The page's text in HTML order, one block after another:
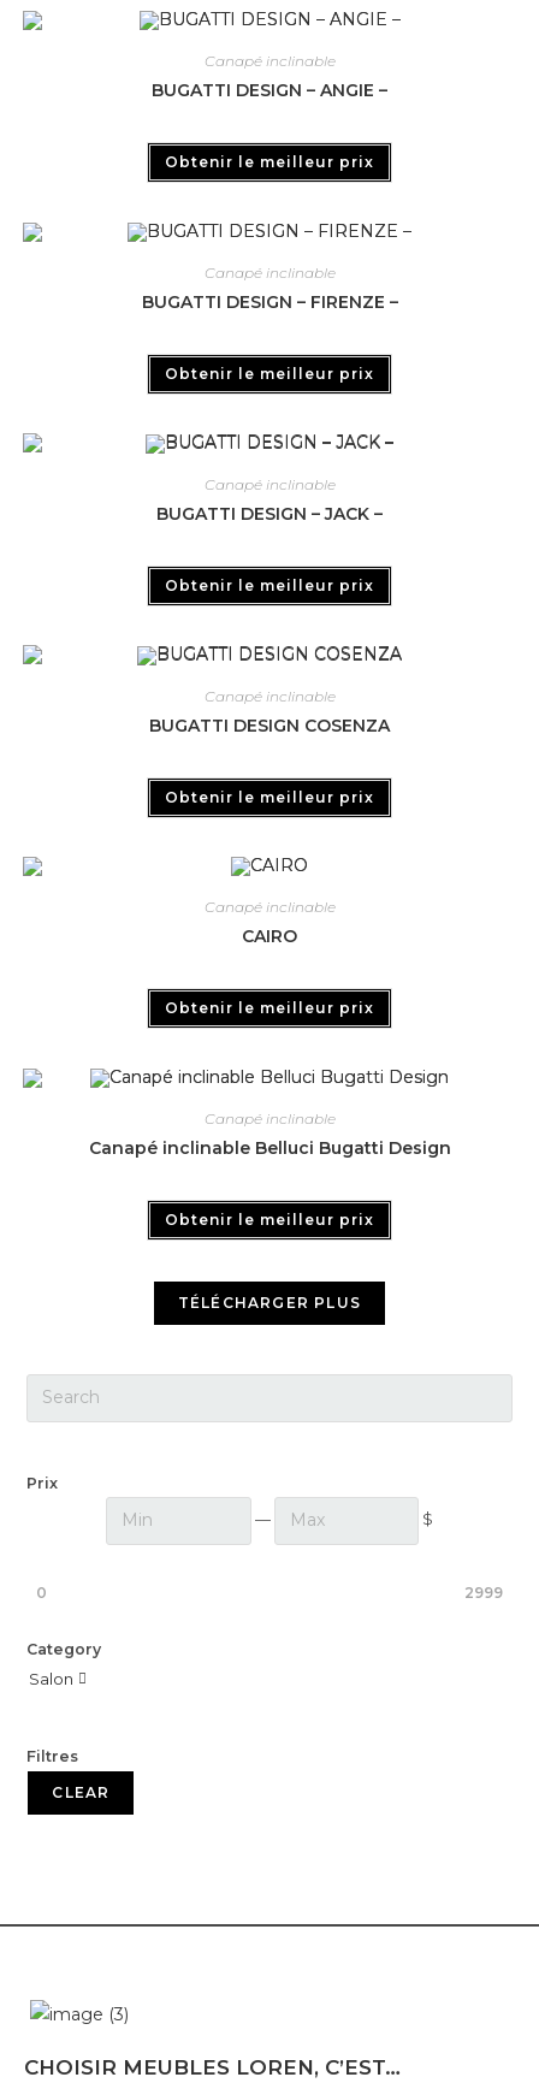
Canapé inclinable
BUGATTI DESIGN – ANGIE –
Obtenir le meilleur prix
Canapé inclinable
BUGATTI DESIGN – FIRENZE –
Obtenir le meilleur prix
Canapé inclinable
BUGATTI DESIGN – JACK –
Obtenir le meilleur prix
Canapé inclinable
BUGATTI DESIGN COSENZA
Obtenir le meilleur prix
Canapé inclinable
CAIRO
Obtenir le meilleur prix
Canapé inclinable
Canapé inclinable Belluci Bugatti Design
Obtenir le meilleur prix
TÉLÉCHARGER PLUS
Prix
— $
0 2999
Category
Salon 
Filtres
CLEAR
CHOISIR MEUBLES LOREN, C’EST…